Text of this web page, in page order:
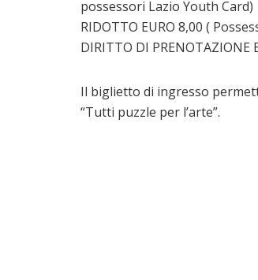
possessori Lazio Youth Card)
RIDOTTO EURO 8,00 (
DIRITTO DI PRENOTAZIONE
Il biglietto di ingresso
“Tutti puzzle per l’arte”.